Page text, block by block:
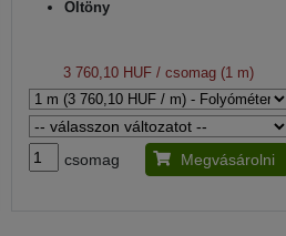
Öltöny
3 760,10 HUF / csomag (1 m)
csomag Megvásárolni